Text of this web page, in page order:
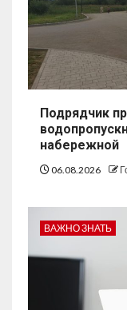
Подрядчик
набережной
06.08.2026
ВАЖНО ЗНАТЬ